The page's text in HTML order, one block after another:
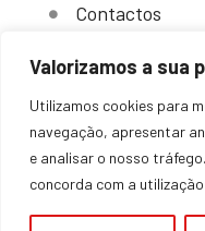
Valorizamos a sua
Utilizamos cookies para
navegação, apresentar
e analisar o nosso
concorda com a
Contactos
(c) 2024 – Sovende.